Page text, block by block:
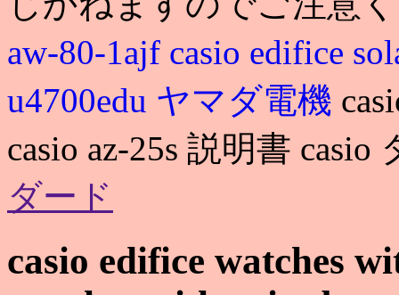
aw-80-1ajf casio edifice
u4700edu ヤマダ電機
casio az-25s 説明書
ダード
casio edifice watches